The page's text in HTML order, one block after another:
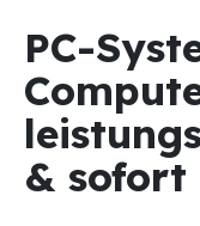
PC-
&